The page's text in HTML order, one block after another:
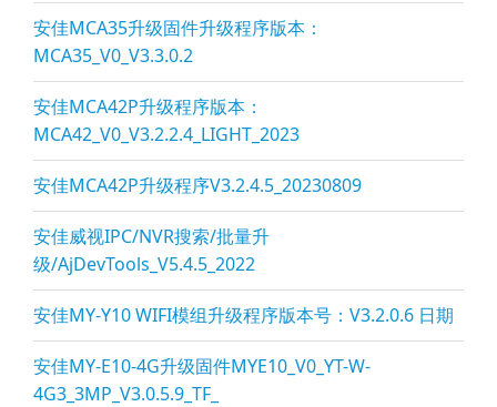
安佳MCA35升级固件升级程序版本：
MCA35_V0_V3.3.0.2
安佳MCA42P升级程序版本：
MCA42_V0_V3.2.2.4_LIGHT_2023
安佳MCA42P升级程序V3.2.4.5_20230809
安佳威视IPC/NVR搜索/批量升
级/AjDevTools_V5.4.5_2022
安佳MY-Y10 WIFI模组升级程序版本号：V3.2.0.6 日期
安佳MY-E10-4G升级固件MYE10_V0_YT-W-
4G3_3MP_V3.0.5.9_TF_